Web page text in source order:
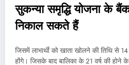
सुकन्या समृद्धि योजना के
निकाल सकते हैं
जिसमें लाभार्थी को खाता खोलने की तिथि
होंगे। जिसके बाद बालिका के 21 वर्ष की